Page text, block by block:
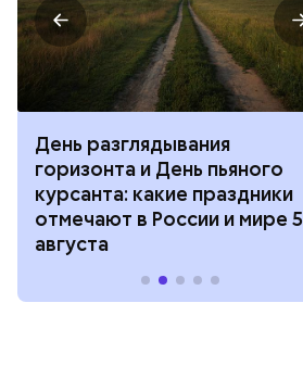
День разглядывания
горизонта и День пьяного
курсанта: какие праздники
отмечают в России и мире 5
августа